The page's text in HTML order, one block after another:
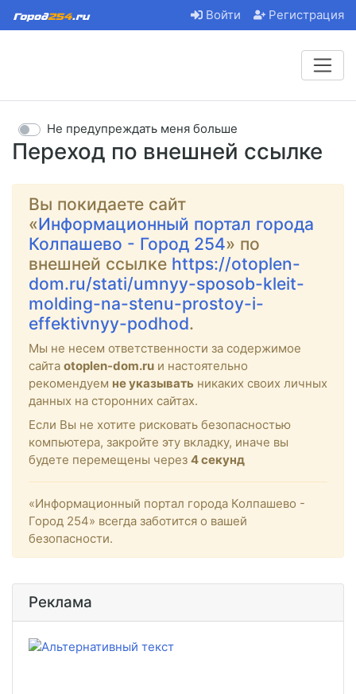
Войти Регистрация
Переход по внешней ссылке
Не предупреждать меня больше
Вы покидаете сайт
«Информационный портал города
Колпашево - Город 254» по
внешней ссылке https://otoplen-
dom.ru/stati/umnyy-sposob-kleit-
molding-na-stenu-prostoy-i-
effektivnyy-podhod.
Мы не несем ответственности за содержимое
сайта otoplen-dom.ru и настоятельно
рекомендуем не указывать никаких своих личных
данных на сторонних сайтах.
Если Вы не хотите рисковать безопасностью
компьютера, закройте эту вкладку, иначе вы
будете перемещены через 4секунд
«Информационный портал города Колпашево -
Город 254» всегда заботится о вашей
безопасности.
Реклама